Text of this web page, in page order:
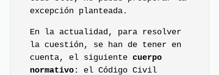
excepción planteada.
En la actualidad, para resolver
la cuestión, se han de tener en
cuenta, el siguiente cuerpo
normativo:
el Código Civil